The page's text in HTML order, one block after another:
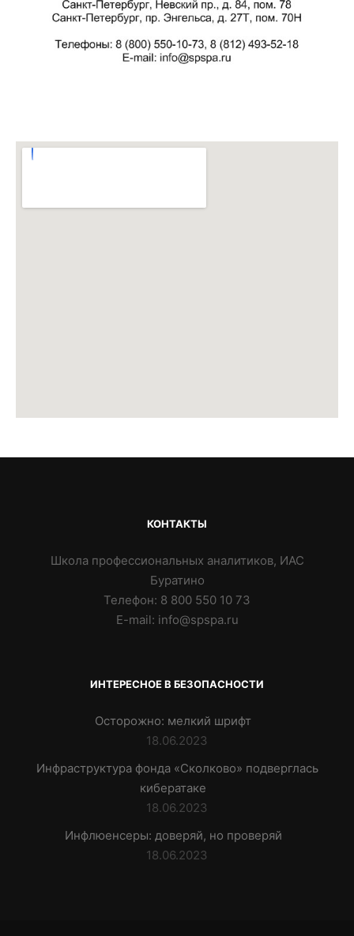
КОНТАКТЫ
Школа профессиональных аналитиков, ИАС
Буратино
Телефон: 8 800 550 10 73
E-mail: info@spspa.ru
ИНТЕРЕСНОЕ В БЕЗОПАСНОСТИ
Осторожно: мелкий шрифт
18.06.2023
Инфраструктура фонда «Сколково» подверглась
кибератаке
18.06.2023
Инфлюенсеры: доверяй, но проверяй
18.06.2023